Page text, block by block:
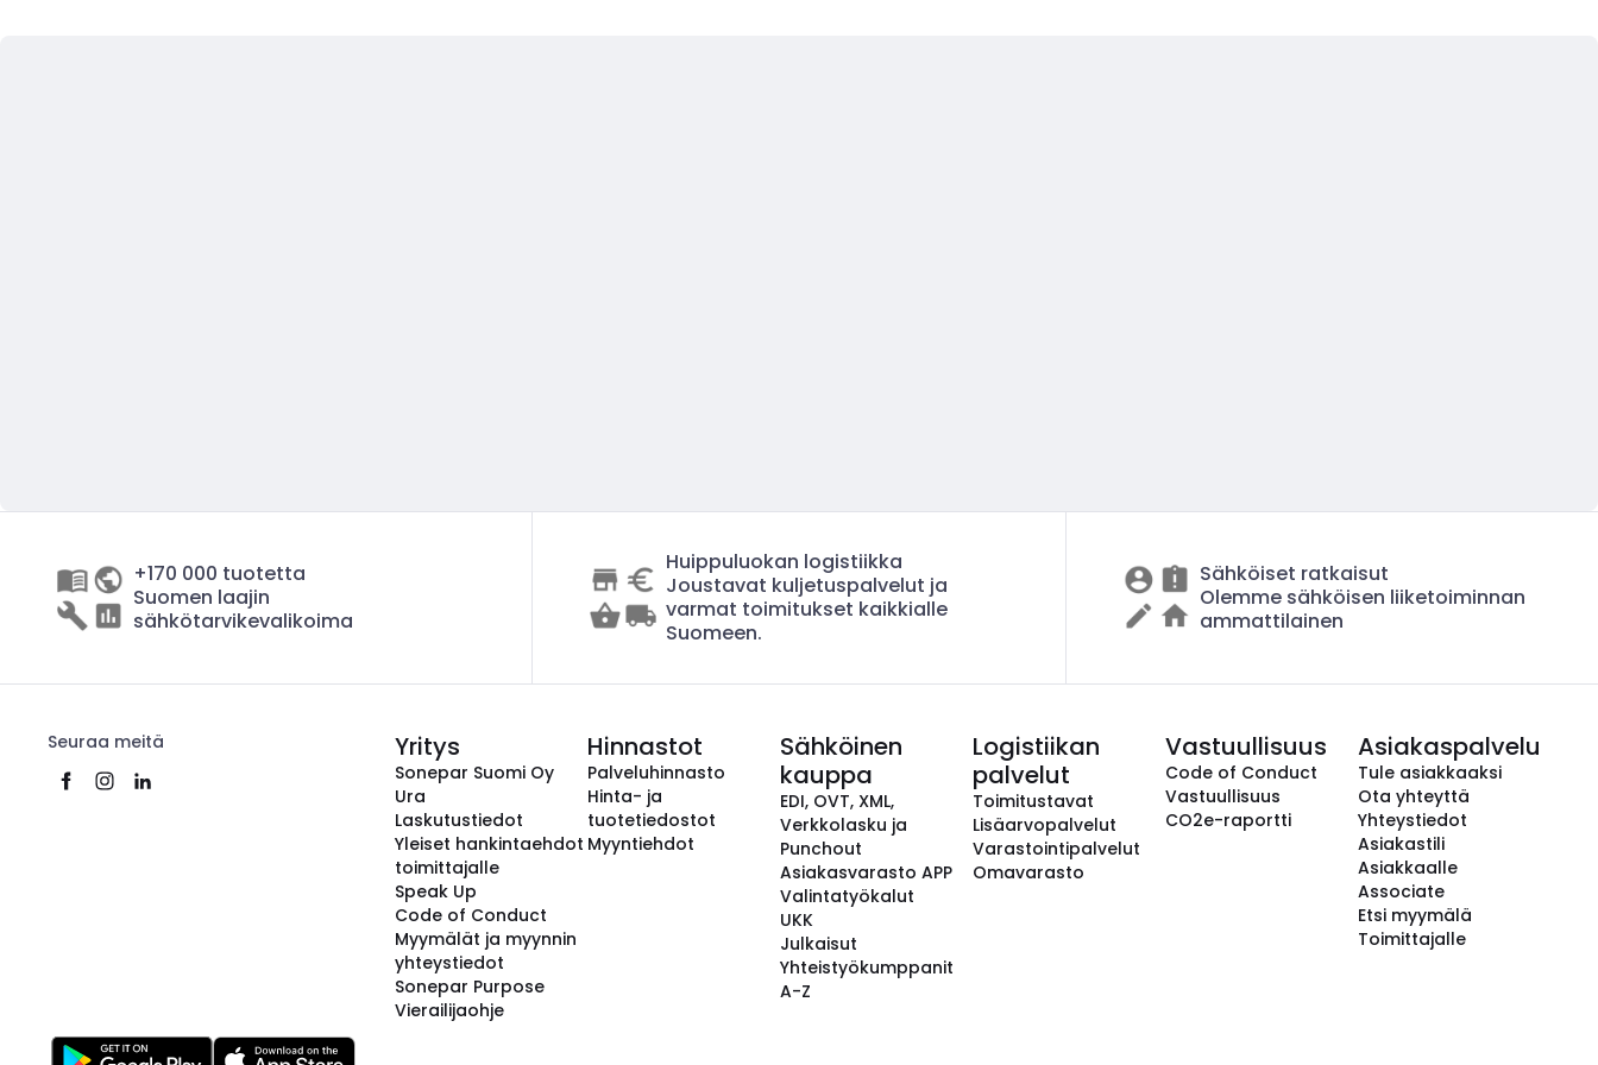
+170 000 tuotetta
Suomen laajin
sähkötarvikevalikoima
Huippuluokan logistiikka
Joustavat kuljetuspalvelut ja
varmat toimitukset kaikkialle
Suomeen.
Sähköiset ratkaisut
Olemme sähköisen liiketoiminnan
ammattilainen
Seuraa meitä Yritys
Sonepar Suomi Oy
Ura
Laskutustiedot
Yleiset hankintaehdot
toimittajalle
Speak Up
Code of Conduct
Myymälät ja myynnin
yhteystiedot
Sonepar Purpose
Vierailijaohje
Hinnastot
Palveluhinnasto
Hinta- ja
tuotetiedostot
Myyntiehdot
Sähköinen
kauppa
EDI, OVT, XML,
Verkkolasku ja
Punchout
Asiakasvarasto APP
Valintatyökalut
UKK
Julkaisut
Yhteistyökumppanit
A-Z
Logistiikan
palvelut
Toimitustavat
Lisäarvopalvelut
Varastointipalvelut
Omavarasto
Vastuullisuus
Code of Conduct
Vastuullisuus
CO2e-raportti
Asiakaspalvelu
Tule asiakkaaksi
Ota yhteyttä
Yhteystiedot
Asiakastili
Asiakkaalle
Associate
Etsi myymälä
Toimittajalle